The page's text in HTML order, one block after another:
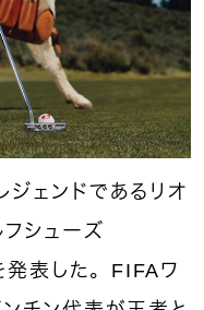
ェンドであるリオ
シューズ
表した。FIFAワ